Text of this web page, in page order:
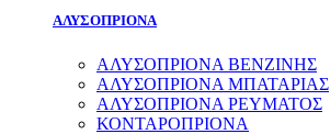
ΑΛΥΣΟΠΡΙΟΝΑ
ΑΛΥΣΟΠΡΙΟΝΑ ΒΕΝΖΙΝΗΣ
ΑΛΥΣΟΠΡΙΟΝΑ ΜΠΑΤΑΡΙΑΣ
ΑΛΥΣΟΠΡΙΟΝΑ ΡΕΥΜΑΤΟΣ
ΚΟΝΤΑΡΟΠΡΙΟΝΑ